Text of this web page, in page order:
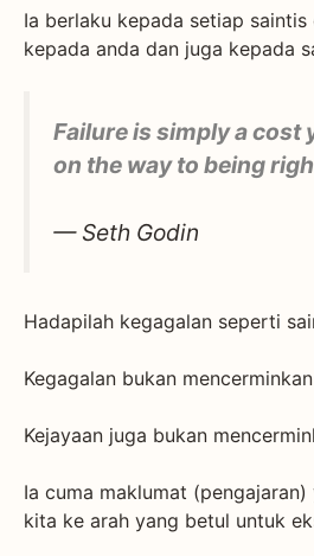
Ia berlaku kepada setiap
kepada anda dan juga kepada
Failure is simply a cost
on the way to being
— Seth Godin
Hadapilah kegagalan seperti
Kegagalan bukan
Kejayaan juga bukan
Ia cuma maklumat
kita ke arah yang betul untuk